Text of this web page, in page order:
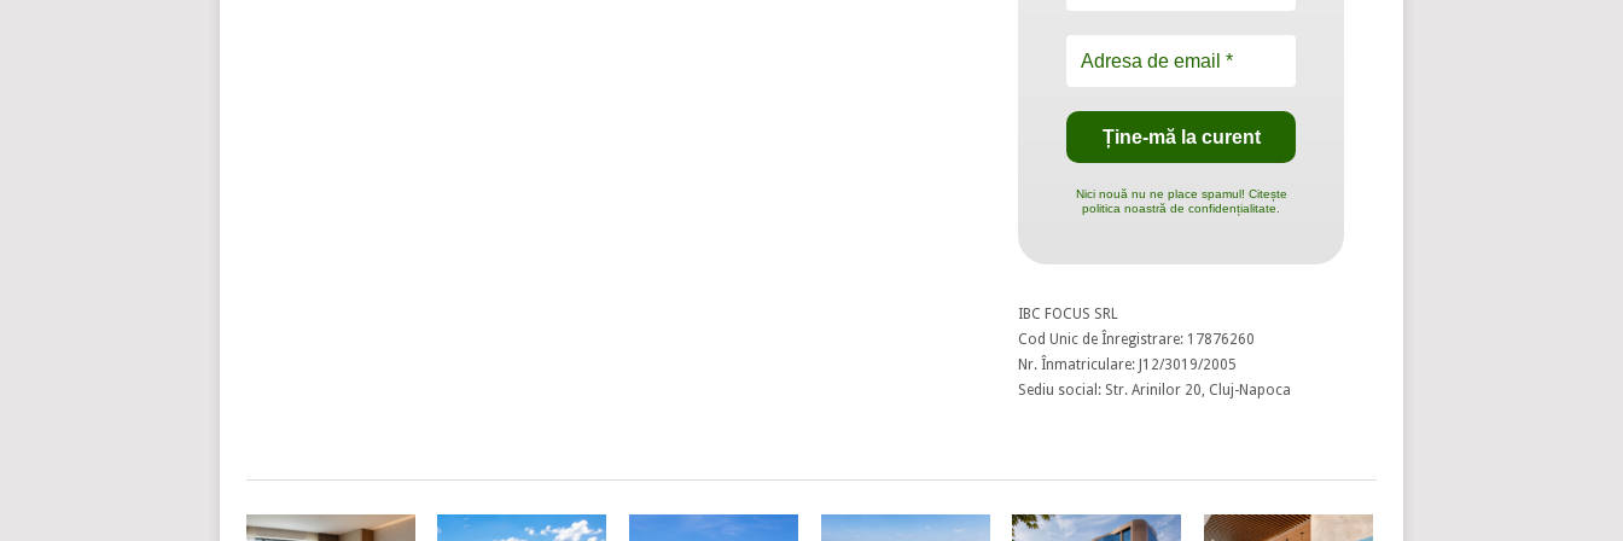
Nici nouă nu ne place spamul! Citește
politica noastră de confidențialitate.
IBC FOCUS SRL
Cod Unic de Înregistrare: 17876260
Nr. Înmatriculare: J12/3019/2005
Sediu social: Str. Arinilor 20, Cluj-Napoca